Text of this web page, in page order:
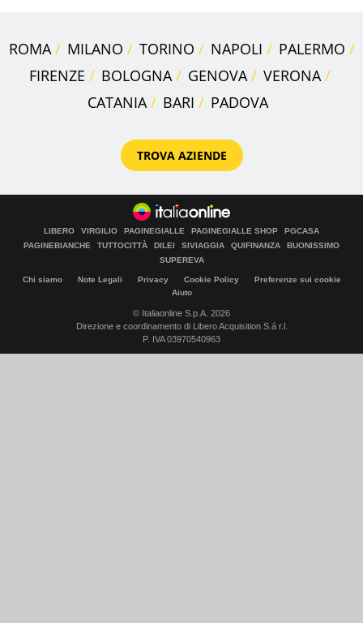
ROMA MILANO TORINO NAPOLI
PALERMO
FIRENZE
BOLOGNA GENOVA
VERONA
CATANIA
BARI PADOVA
TROVA AZIENDE
LIBERO VIRGILIO PAGINEGIALLE PAGINEGIALLE SHOP
PGCASA
PAGINEBIANCHE
TUTTOCITTÀ DILEI SIVIAGGIA QUIFINANZA
BUONISSIMO
SUPEREVA
Chi siamo Note Legali Privacy Cookie Policy
Preferenze sui cookie
Aiuto
© Italiaonline S.p.A. 2026
Direzione e coordinamento di Libero Acquisition S.á r.l.
P. IVA 03970540963